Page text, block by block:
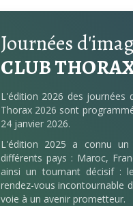
Journées
CLUB
L'édition 2026 des journées
Thorax 2026 sont
24 janvier 2026.
L'édition 2025 a connu un
différents pays : Maroc,
ainsi un tournant décisif :
rendez-vous incontournable
voie à un avenir prometteur.